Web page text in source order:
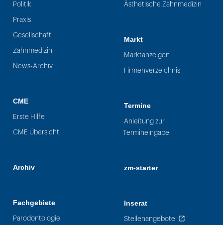
Politik
Praxis
Gesellschaft
Zahnmedizin
News-Archiv
CME
Erste Hilfe
CME Übersicht
Archiv
Fachgebiete
Parodontologie
Ästhetische Zahnmedizin
Markt
Marktanzeigen
Firmenverzeichnis
Termine
Anleitung zur
Termineingabe
zm-starter
Inserat
Stellenangebote